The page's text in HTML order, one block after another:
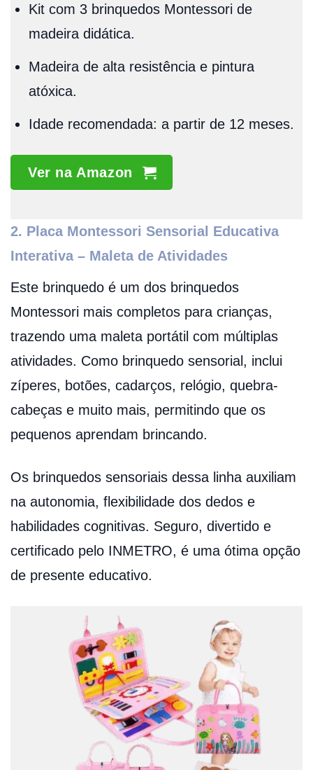
Kit com 3 brinquedos Montessori de
madeira didática.
Madeira de alta resistência e pintura
atóxica.
Idade recomendada: a partir de 12 meses.
Ver na Amazon
2. Placa Montessori Sensorial Educativa
Interativa – Maleta de Atividades
Este brinquedo é um dos brinquedos
Montessori mais completos para crianças,
trazendo uma maleta portátil com múltiplas
atividades. Como brinquedo sensorial, inclui
zíperes, botões, cadarços, relógio, quebra-
cabeças e muito mais, permitindo que os
pequenos aprendam brincando.
Os brinquedos sensoriais dessa linha auxiliam
na autonomia, flexibilidade dos dedos e
habilidades cognitivas. Seguro, divertido e
certificado pelo INMETRO, é uma ótima opção
de presente educativo.